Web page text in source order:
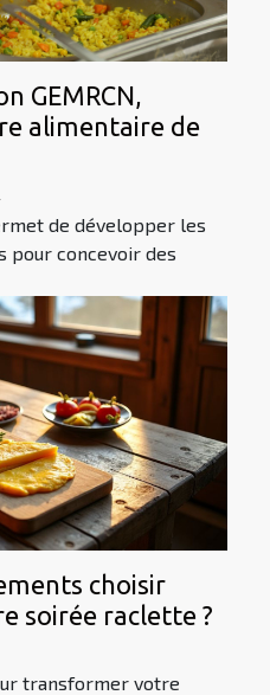
GEMRCN,
alimentaire de
de développer les
pour concevoir des
choisir
soirée raclette ?
transformer votre